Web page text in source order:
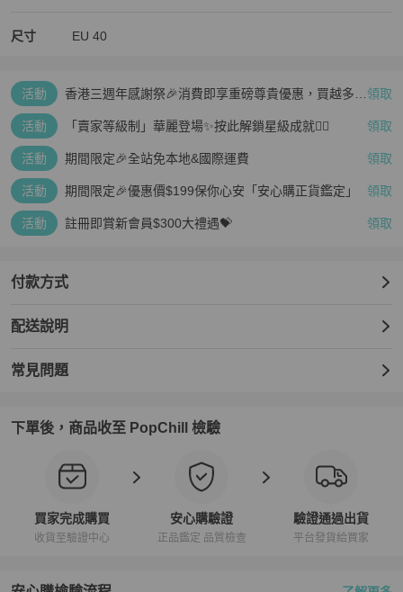
尺寸 EU 40
活動
香港三週年感謝祭🎉消費即享重磅尊貴優惠，買越多、 領取
活動 「賣家等級制」華麗登場✨按此解鎖星級成就👆🏻 領取
活動 期間限定🎉全站免本地&國際運費 領取
活動 期間限定🎉優惠價$199保你心安「安心購正貨鑑定」 領取
活動 註冊即賞新會員$300大禮遇💝 領取
付款方式
配送說明
常見問題
下單後，商品收至 PopChill 檢驗
買家完成購買
收貨至驗證中心
安心購驗證
正品鑑定 品質檢查
驗證通過出貨
平台發貨給買家